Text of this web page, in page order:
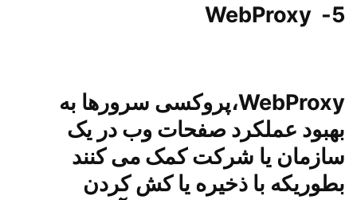
5- WebProxy
WebProxy،پروکسی سرورها به
بهبود عملکرد صفحات وب در یک
سازمان یا شرکت کمک می کنند
بطوریکه با ذخیره یا کش کردن